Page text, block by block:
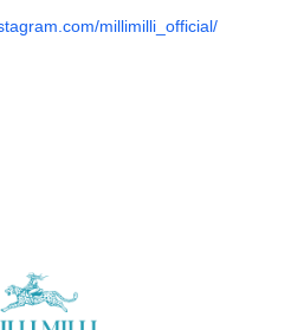
millimilli_official/